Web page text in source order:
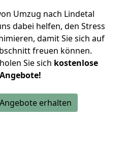
Umzug nach Lindetal
dabei helfen, den Stress
damit Sie sich auf
freuen können.
Sie sich kostenlose
erhalten